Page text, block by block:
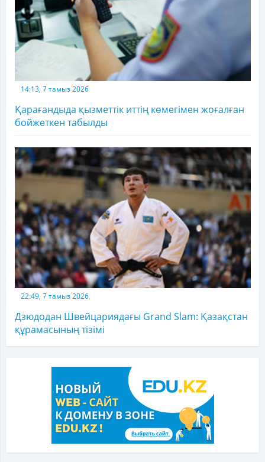
14:13, 7 тамыз 2026
Қарағандыда қызметтік иттің көмегімен жоғалған
бойжеткен табылды
22:49, 7 тамыз 2026
Дзюдодан Швейцариядағы Grand Slam: Қазақстан
құрамасының тізімі